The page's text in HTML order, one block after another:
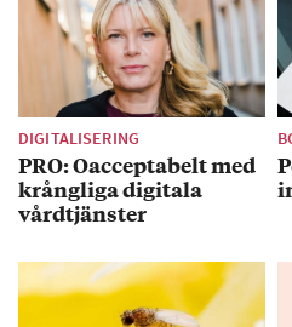
DIGITALISERING
PRO: Oacceptabelt med
krångliga digitala
vårdtjänster